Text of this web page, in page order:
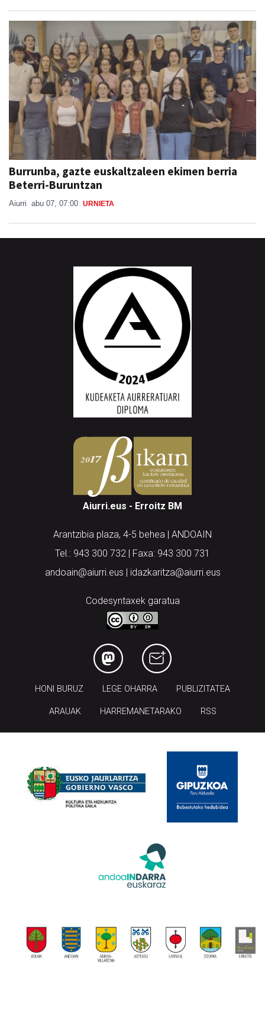
Burrunba, gazte euskaltzaleen ekimen berria
Beterri-Buruntzan
Aiurri abu 07, 07:00 URNIETA
Aiurri.eus - Erroitz BM
Arantzibia plaza, 4-5 behea | ANDOAIN
Tel.: 943 300 732 | Faxa: 943 300 731
andoain@aiurri.eus | idazkaritza@aiurri.eus
Codesyntaxek garatua
LEGE OHARRA
ARAUAK HARREMANETARAKO RSS